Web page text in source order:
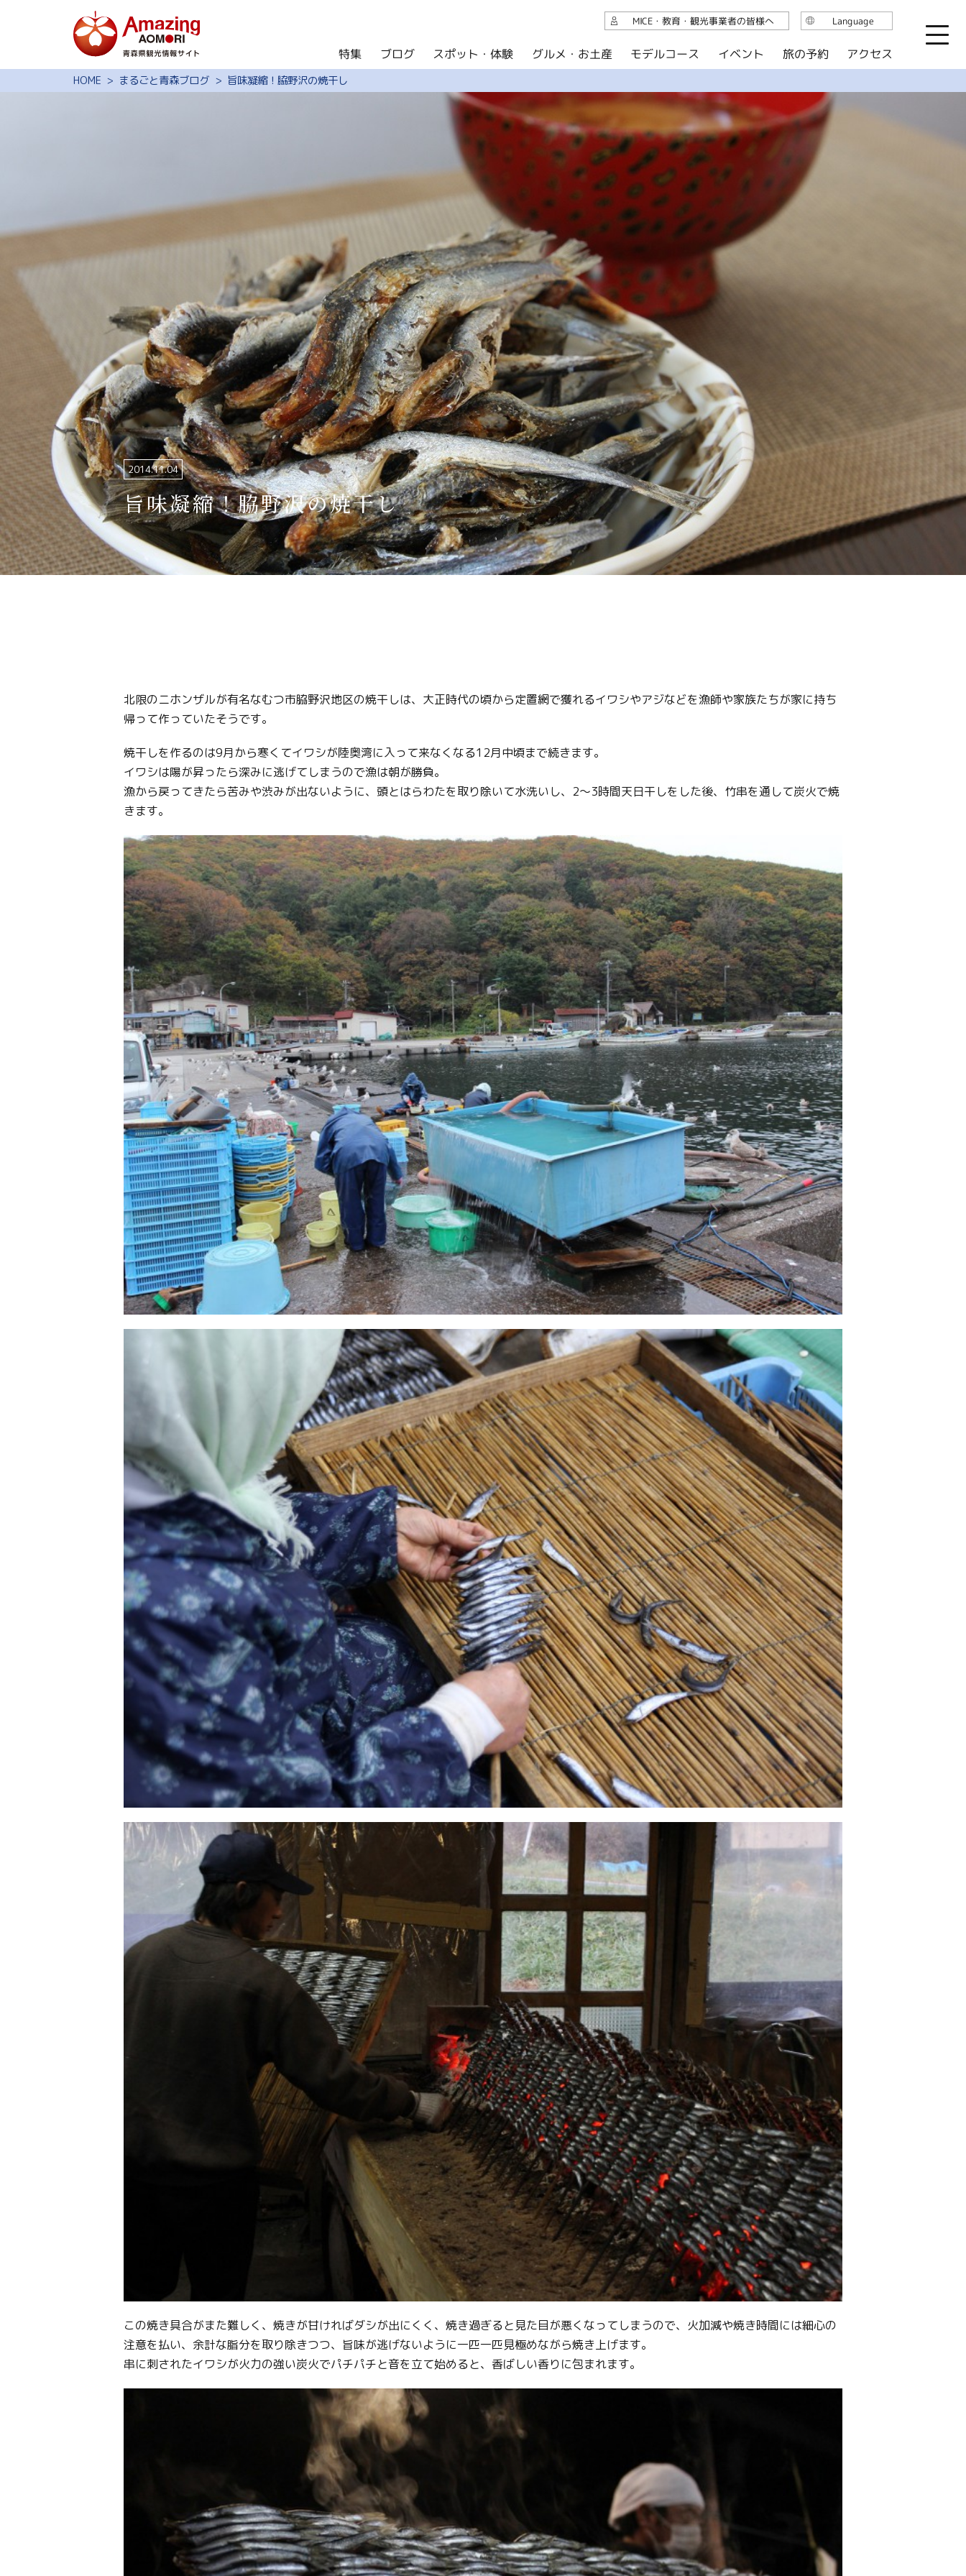
特集
ブログ
スポット・体験
グルメ・お土産
イベント
アクセス
このサイトについて
サイト内検索
共有
行きたいリスト
写真ライブラリー
動画ライブラリー
パンフレットダウンロード
よくある質問
運営組織について
関連リンク集
Language
日本語
English
繁体中文
简体中文
한국어
MICE・教育・観光事業者の皆様へ
HOME まるごと青森ブログ 旨味凝縮！脇野沢の焼干し
旨味凝縮！脇野沢の焼干し
2014.11.04
北限のニホンザルが有名なむつ市脇野沢地区の焼干しは、大正時代の頃から定置網で獲れるイワシやアジなどを漁師や家族たちが家に持ち
帰って作っていたそうです。
焼干しを作るのは9月から寒くてイワシが陸奥湾に入って来なくなる12月中頃まで続きます。
イワシは陽が昇ったら深みに逃げてしまうので漁は朝が勝負。
漁から戻ってきたら苦みや渋みが出ないように、頭とはらわたを取り除いて水洗いし、2～3時間天日干しをした後、竹串を通して炭火で焼
きます。
この焼き具合がまた難しく、焼きが甘ければダシが出にくく、焼き過ぎると見た目が悪くなってしまうので、火加減や焼き時間には細心の
注意を払い、余計な脂分を取り除きつつ、旨味が逃げないように一匹一匹見極めながら焼き上げます。
串に刺されたイワシが火力の強い炭火でパチパチと音を立て始めると、香ばしい香りに包まれます。
Twitter
Facebook
Line
Copy URL
特集 ブログ スポット・体験 グルメ・お土産 モデルコース イベント 旅の予約 アクセス
MICE・教育・観光事業者の皆様へ Language
English
简体中文